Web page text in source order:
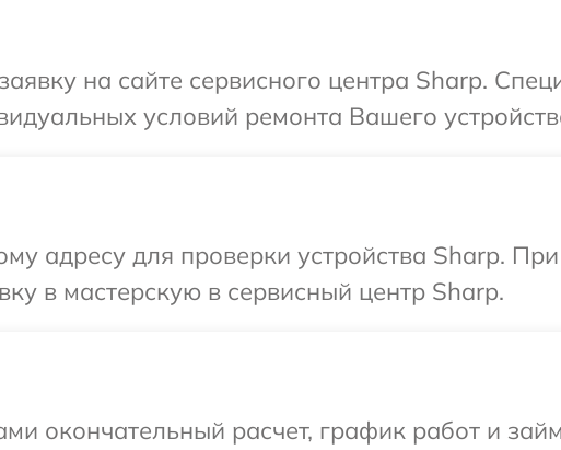
на сайте сервисного центра Sharp.
условий ремонта Вашего
адресу для проверки устройства Sharp.
в мастерскую в сервисный центр Sharp.
окончательный расчет, график работ и